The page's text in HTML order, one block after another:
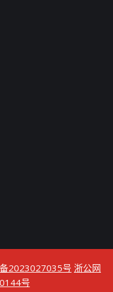
2023027035号 浙公网
号